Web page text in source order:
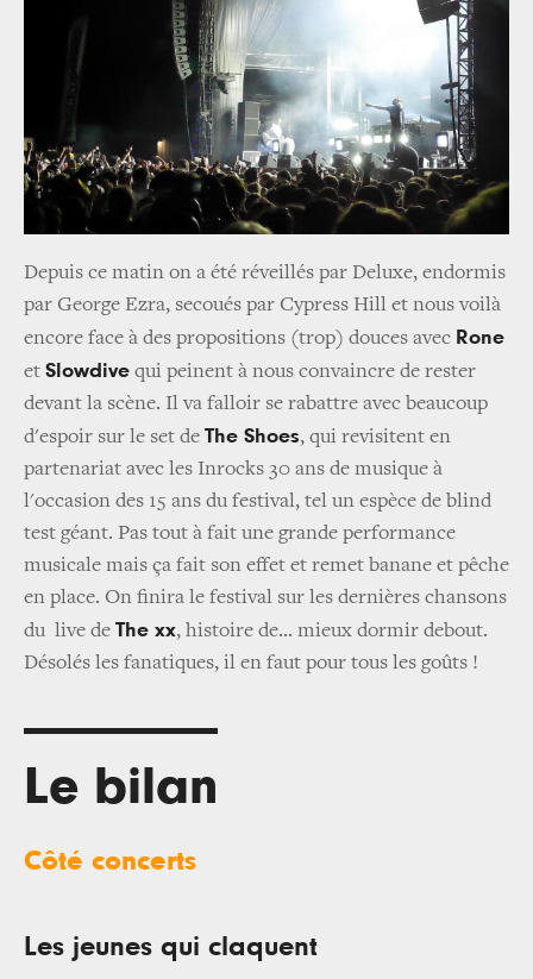
Depuis ce matin on a été réveillés par Deluxe, endormis
par George Ezra, secoués par Cypress Hill et nous voilà
encore face à des propositions (trop) douces avec Rone
et Slowdive qui peinent à nous convaincre de rester
devant la scène. Il va falloir se rabattre avec beaucoup
d'espoir sur le set de The Shoes, qui revisitent en
partenariat avec les Inrocks 30 ans de musique à
l'occasion des 15 ans du festival, tel un espèce de blind
test géant. Pas tout à fait une grande performance
musicale mais ça fait son effet et remet banane et pêche
en place. On finira le festival sur les dernières chansons
du live de The xx, histoire de... mieux dormir debout.
Désolés les fanatiques, il en faut pour tous les goûts !
Le bilan
Côté concerts
Les jeunes qui claquent